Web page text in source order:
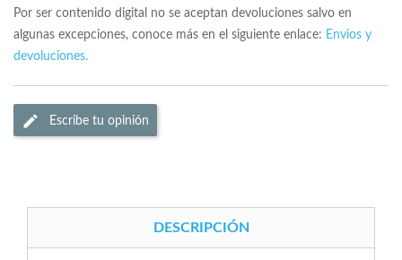
Por ser contenido digital no se aceptan devoluciones salvo en
algunas excepciones, conoce más en el siguiente enlace: Envios y
devoluciones.
Escribe tu opinión
DESCRIPCIÓN